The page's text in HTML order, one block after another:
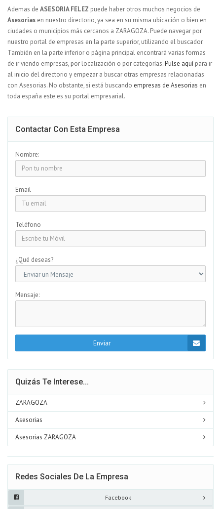
Ademas de ASESORIA FELEZ puede haber otros muchos negocios de
Asesorias en nuestro directorio, ya sea en su misma ubicación o bien en
ciudades o municipios más cercanos a ZARAGOZA. Puede navegar por
nuestro portal de empresas en la parte superior, utilizando el buscador.
También en la parte inferior o página principal encontrará varias formas
de ir viendo empresas, por localización o por categorías.Pulse aquí para ir
al inicio del directorio y empezar a buscar otras empresas relacionadas
con Asesorias. No obstante, si está buscando empresas de Asesorias en
toda españa este es su portal empresarial.
Contactar Con Esta Empresa
Nombre:
Email
Teléfono
¿Qué deseas?
Mensaje:
Enviar
Quizás Te Interese...
ZARAGOZA
Asesorias
Asesorias ZARAGOZA
Redes Sociales De La Empresa
Facebook